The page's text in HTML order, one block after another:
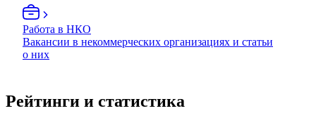
Работа в НКО
Вакансии в некоммерческих организациях и статьи
о них
Рейтинги и статистика